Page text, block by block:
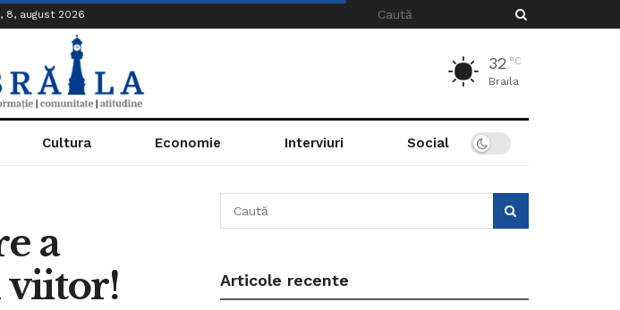
8, august 2026
32 °C
Braila
Cultura Economie Interviuri Social
a
viitor!
Articole recente